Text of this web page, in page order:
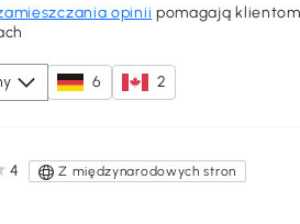
opinii pomagają
6 2
4 Z międzynarodowych stron